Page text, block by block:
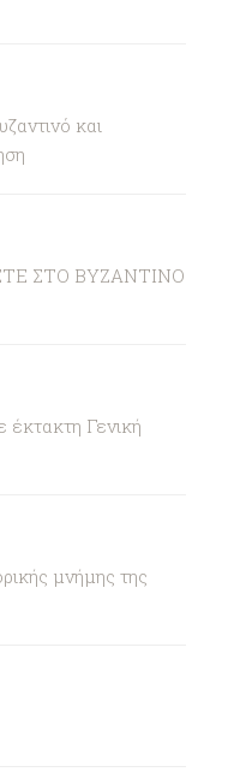
και
ΣΤΟ ΒΥΖΑΝΤΙΝΟ
Γενική
μνήμης της